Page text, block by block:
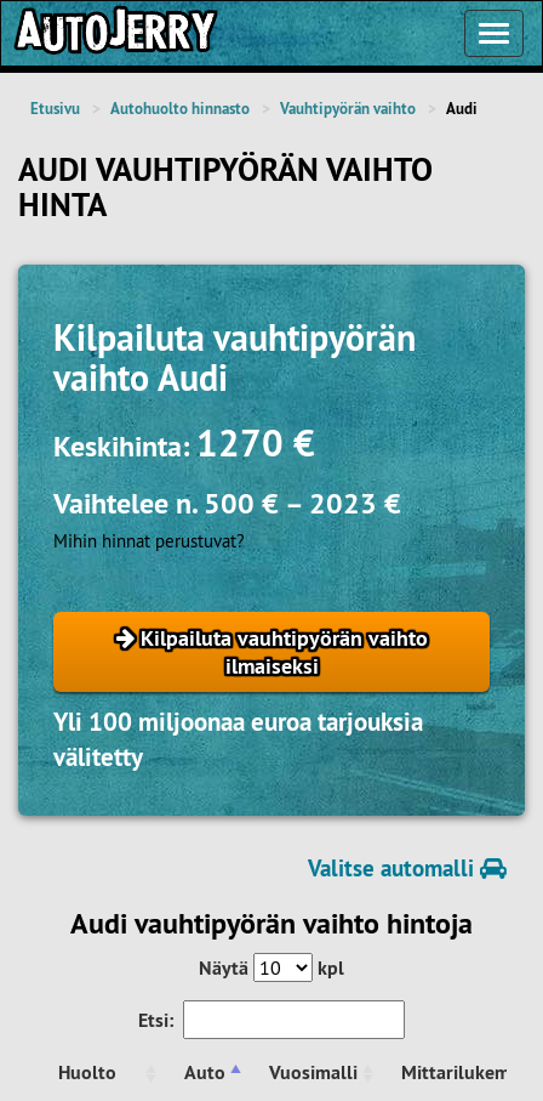
Etusivu Autohuolto hinnasto Vauhtipyörän vaihto Audi
AUDI VAUHTIPYÖRÄN VAIHTO
HINTA
Kilpailutavauhtipyörän
vaihto Audi
Keskihinta:1270 €
Vaihtelee n.500 €– 2023 €
Mihin hinnat perustuvat?
Kilpailuta vauhtipyörän vaihto
ilmaiseksi
Yli 100 miljoonaa euroa tarjouksia
välitetty
Valitse automalli
Audi vauhtipyörän vaihto hintoja
Näytä kpl
Etsi:
Huolto Auto Vuosimalli
Mittarilukema